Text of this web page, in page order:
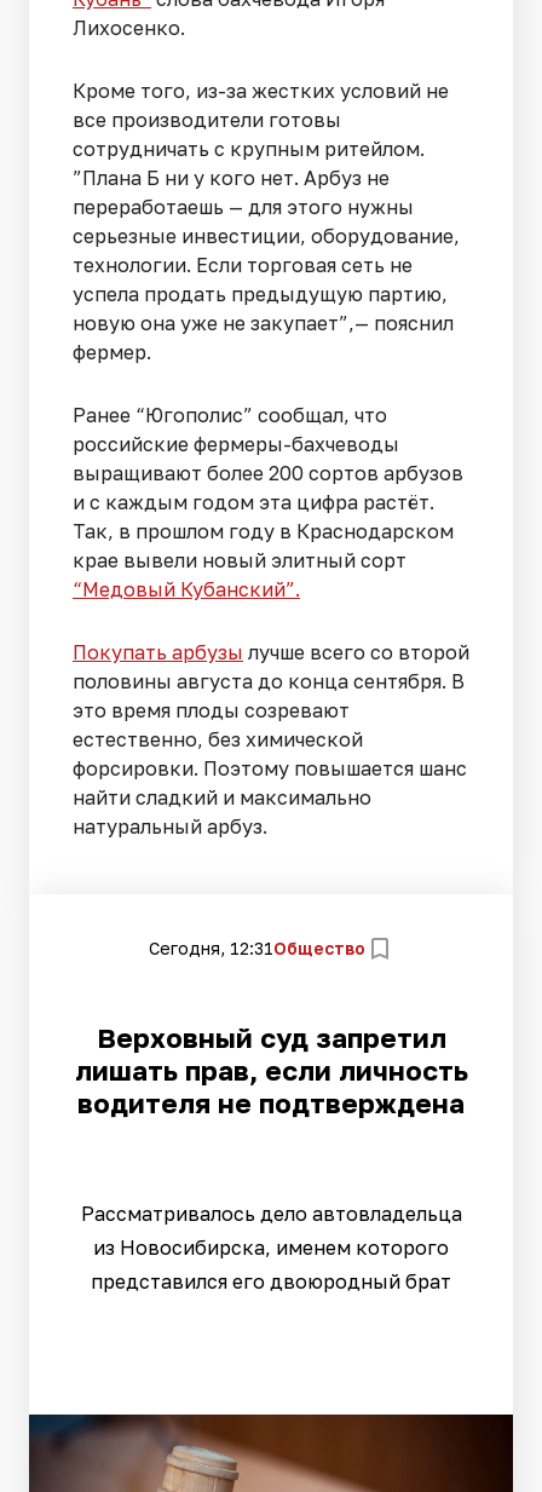
Лихосенко.
Кроме того, из-за жестких условий не
все производители готовы
сотрудничать с крупным ритейлом.
”Плана Б ни у кого нет. Арбуз не
переработаешь — для этого нужны
серьезные инвестиции, оборудование,
технологии. Если торговая сеть не
успела продать предыдущую партию,
новую она уже не закупает”,— пояснил
фермер.
Ранее “Югополис” сообщал, что
российские фермеры-бахчеводы
выращивают более 200 сортов арбузов
и с каждым годом эта цифра растёт.
Так, в прошлом году в Краснодарском
крае вывели новый элитный сорт
“Медовый Кубанский”.
Покупать арбузы лучше всего со второй
половины августа до конца сентября. В
это время плоды созревают
естественно, без химической
форсировки. Поэтому повышается шанс
найти сладкий и максимально
натуральный арбуз.
Сегодня, 12:31Общество
Верховный суд запретил
лишать прав, если личность
водителя не подтверждена
Рассматривалось дело автовладельца
из Новосибирска, именем которого
представился его двоюродный брат